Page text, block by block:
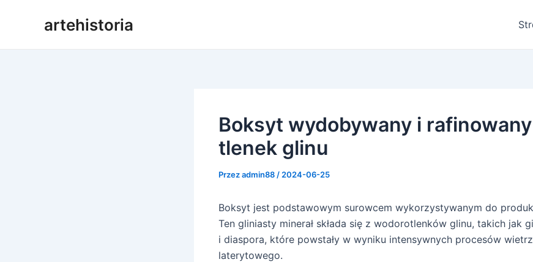
artehistoria
Boksyt wydobywany i
tlenek glinu
Przezadmin88 / 2024-06-25
Boksyt jest podstawowym surowcem wykorzystywanym do
Ten gliniasty minerał składa się z wodorotlenków glinu, takich jak
i diaspora, które powstały w wyniku intensywnych procesów
laterytowego.